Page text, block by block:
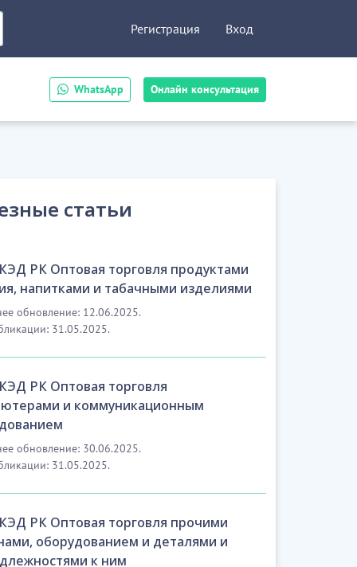
WhatsApp Онлайн консультация
Регистрация Вход
статьи
РК Оптовая торговля продуктами
напитками и табачными изделиями
обновление: 12.06.2025.
31.05.2025.
РК Оптовая торговля
и коммуникационным
обновление: 30.06.2025.
31.05.2025.
РК Оптовая торговля прочими
оборудованием и деталями и
к ним